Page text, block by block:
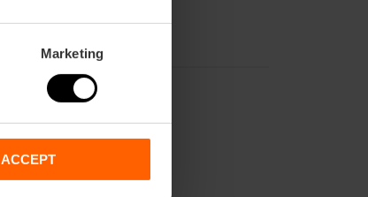
Marketing
ACCEPT